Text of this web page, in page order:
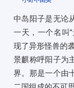
中岛阳子是无论
一天，一个名叫
现了异形怪兽的袭
景麒称呼阳子为
界。那是一个由